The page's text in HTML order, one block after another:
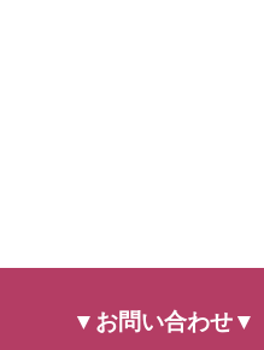
▼お問い合わせ▼